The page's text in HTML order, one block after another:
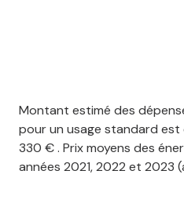
Montant estimé des
pour un usage standard
330 € . Prix moyens des
années 2021, 2022 et 2023